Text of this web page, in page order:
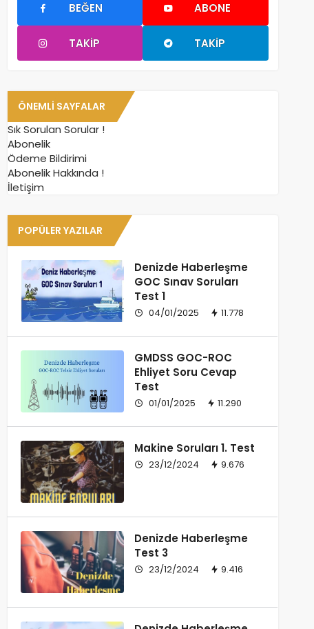
BEĞEN ABONE
TAKIP TAKIP
ÖNEMLI SAYFALAR
Sık Sorulan Sorular !
Abonelik
Ödeme Bildirimi
Abonelik Hakkında !
İletişim
POPÜLER YAZILAR
Denizde Haberleşme
GOC Sınav Soruları
Test 1
04/01/2025 11.778
GMDSS GOC-ROC
Ehliyet Soru Cevap
Test
01/01/2025 11.290
Makine Soruları 1. Test
23/12/2024 9.676
Denizde Haberleşme
Test 3
23/12/2024 9.416